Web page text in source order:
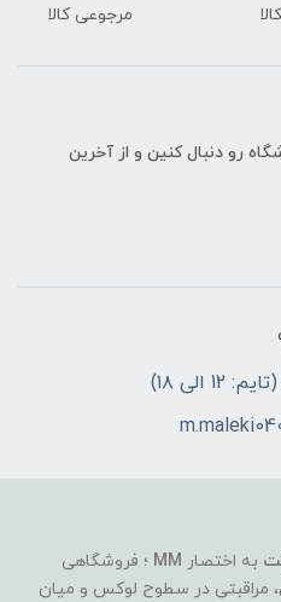
کالا
مرجوعی کالا
رو دنبال کنین و از آخرین
به اختصار MM ؛ فروشگاهی
مراقبتی در سطوح لوکس و میان